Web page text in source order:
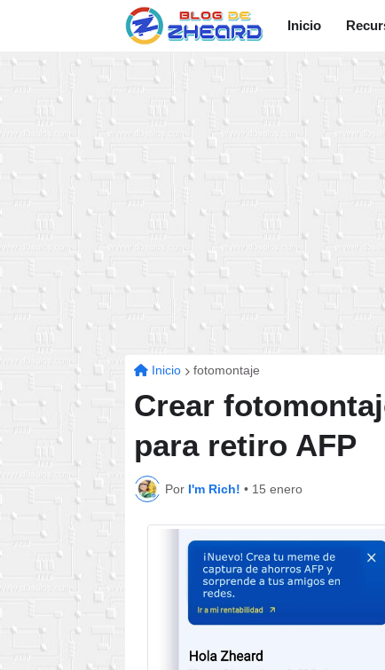
Inicio
Inicio fotomontaje
Crear
para retiro AFP
Por I'm Rich! • 15 enero